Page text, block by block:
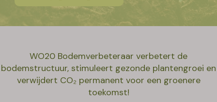
WO20 Bodemverbeteraar verbetert de
bodemstructuur, stimuleert gezonde plantengroei en
verwijdert CO₂ permanent voor een groenere
toekomst!